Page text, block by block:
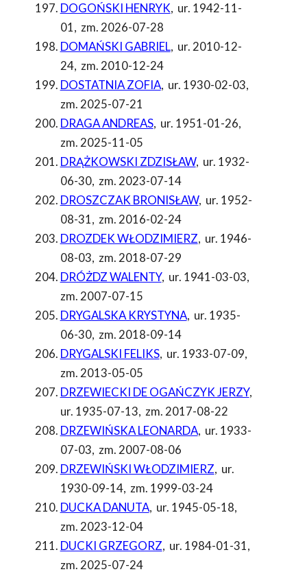
DOGOŃSKI HENRYK, ur. 1942-11-
01, zm. 2026-07-28
DOMAŃSKI GABRIEL, ur. 2010-12-
24, zm. 2010-12-24
DOSTATNIA ZOFIA, ur. 1930-02-03,
zm. 2025-07-21
DRAGA ANDREAS, ur. 1951-01-26,
zm. 2025-11-05
DRĄŻKOWSKI ZDZISŁAW, ur. 1932-
06-30, zm. 2023-07-14
DROSZCZAK BRONISŁAW, ur. 1952-
08-31, zm. 2016-02-24
DROZDEK WŁODZIMIERZ, ur. 1946-
08-03, zm. 2018-07-29
DRÓŻDZ WALENTY, ur. 1941-03-03,
zm. 2007-07-15
DRYGALSKA KRYSTYNA, ur. 1935-
06-30, zm. 2018-09-14
DRYGALSKI FELIKS, ur. 1933-07-09,
zm. 2013-05-05
DRZEWIECKI DE OGAŃCZYK JERZY,
ur. 1935-07-13, zm. 2017-08-22
DRZEWIŃSKA LEONARDA, ur. 1933-
07-03, zm. 2007-08-06
DRZEWIŃSKI WŁODZIMIERZ, ur.
1930-09-14, zm. 1999-03-24
DUCKA DANUTA, ur. 1945-05-18,
zm. 2023-12-04
DUCKI GRZEGORZ, ur. 1984-01-31,
zm. 2025-07-24